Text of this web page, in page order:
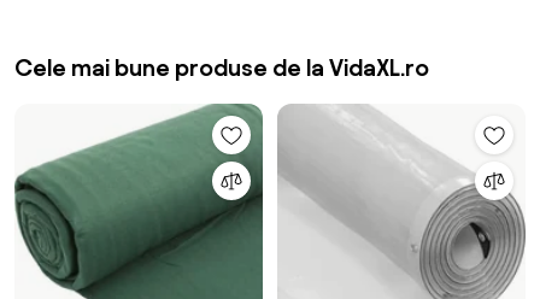
Cele mai bune produse de la VidaXL.ro